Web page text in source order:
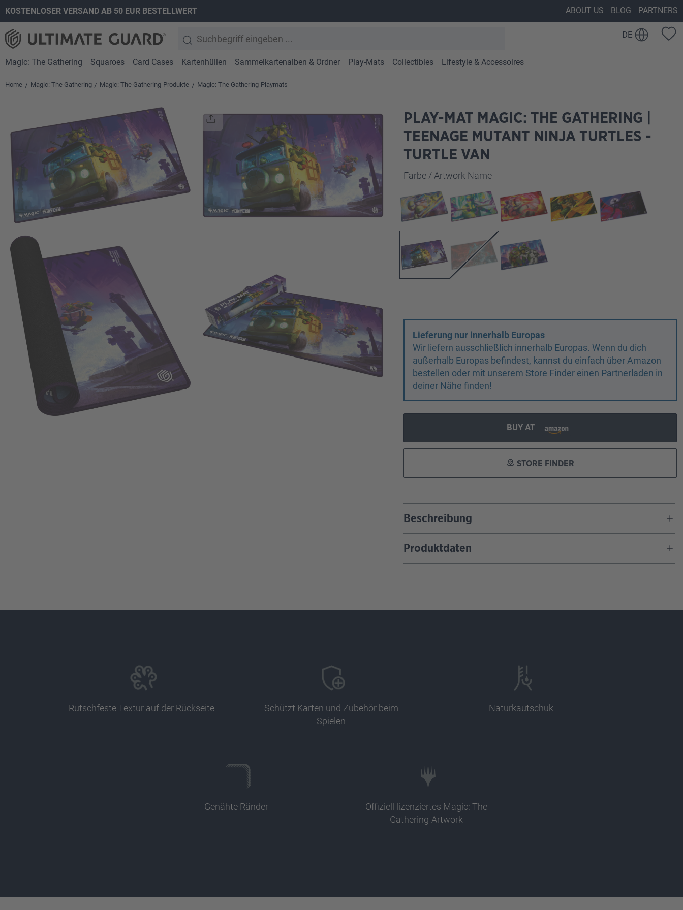
Zur Hauptnavigation springen
KOSTENLOSER VERSAND AB 50 EUR BESTELLWERT ABOUT US BLOG PARTNERS
DE
Magic: The Gathering Squaroes Card Cases Kartenhüllen Sammelkartenalben & Ordner Play-Mats Collectibles Lifestyle & Accessoires
Home / Magic: The Gathering / Magic: The Gathering-Produkte / Magic: The Gathering-Playmats
PLAY-MAT MAGIC: THE GATHERING |
TEENAGE MUTANT NINJA TURTLES -
TURTLE VAN
Farbe / Artwork Nameauswählen
Lieferung nur innerhalb Europas
Wir liefern ausschließlich innerhalb Europas. Wenn du dich
außerhalb Europas befindest, kannst du einfach über Amazon
bestellen oder mit unserem Store Finder einen Partnerladen in
deiner Nähe finden!
BUY AT
STORE FINDER
Beschreibung
Produktdaten
Rutschfeste Textur auf der Rückseite
Schützt Karten und Zubehör beim
Spielen
Naturkautschuk
Genähte Ränder
Offiziell lizenziertes Magic: The
Gathering-Artwork